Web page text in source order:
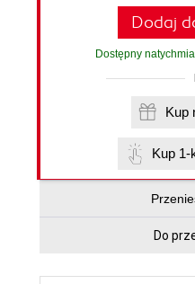
Dodaj
Dostępny
Kup 1-
Do